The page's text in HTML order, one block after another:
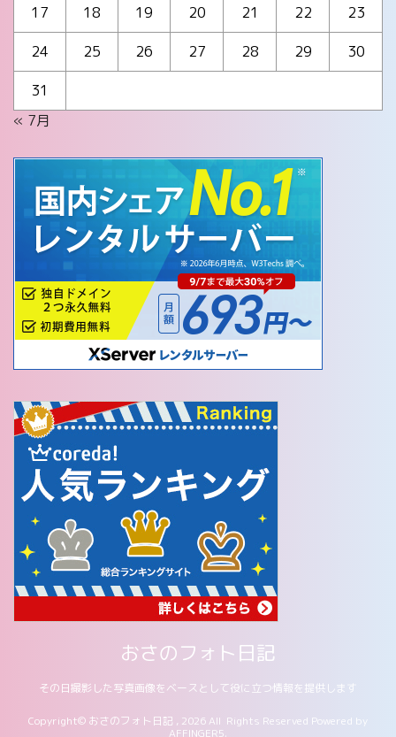
17
18 19 20 21 22
23
24
25 26 27 28 29
30
31
« 7月
おさのフォト日記
その日撮影した写真画像をベースとして役に立つ情報を提供します
Copyright© おさのフォト日記 , 2026 All Rights Reserved Powered by
AFFINGER5.